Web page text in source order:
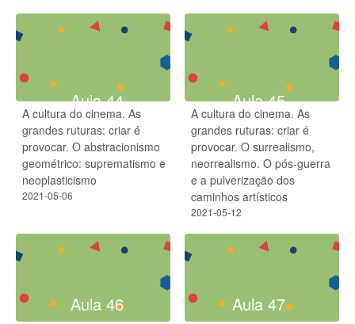
Aula 44
A cultura do cinema. As
grandes ruturas: criar é
provocar. O abstracionismo
geométrico: suprematismo e
neoplasticismo
2021-05-06
Aula 45
A cultura do cinema. As
grandes ruturas: criar é
provocar. O surrealismo,
neorrealismo. O pós-guerra
e a pulverização dos
caminhos artísticos
2021-05-12
Aula 46 Aula 47